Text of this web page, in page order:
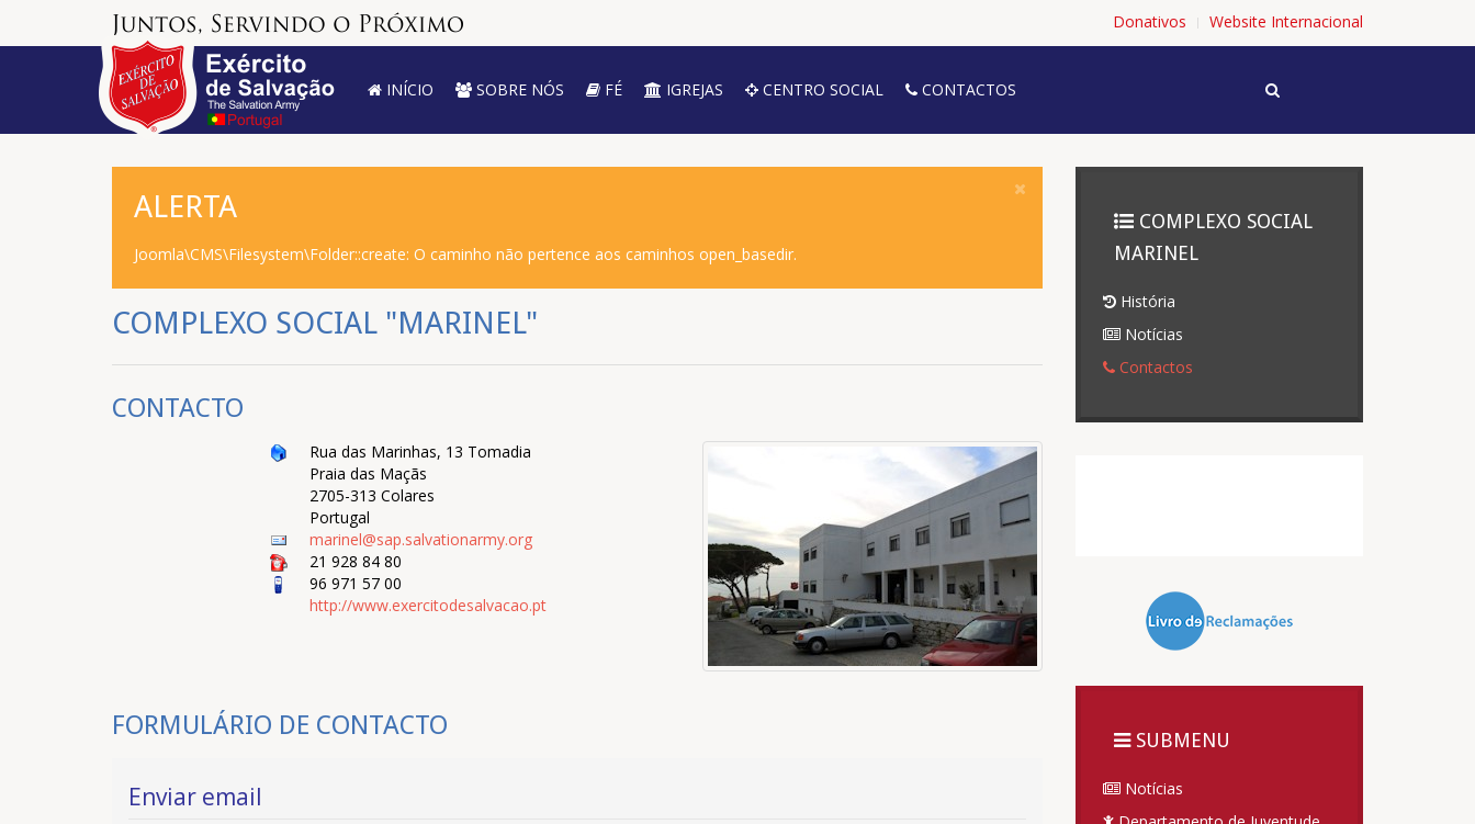
Donativos Website Internacional
INÍCIO SOBRE NÓS FÉ IGREJAS CENTRO SOCIAL CONTACTOS
ALERTA
Joomla\CMS\Filesystem\Folder::create: O caminho não pertence aos caminhos open_basedir.
COMPLEXO SOCIAL "MARINEL"
CONTACTO
Rua das Marinhas, 13 Tomadia
Praia das Maçãs
2705-313 Colares
Portugal
marinel@sap.salvationarmy.org
21 928 84 80
96 971 57 00
http://www.exercitodesalvacao.pt
FORMULÁRIO DE CONTACTO
Enviar email
COMPLEXO SOCIAL
MARINEL
História
Notícias
Contactos
SUBMENU
Notícias